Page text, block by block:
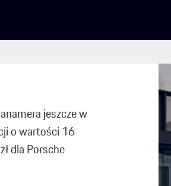
jeszcze w
o wartości 16
dla Porsche